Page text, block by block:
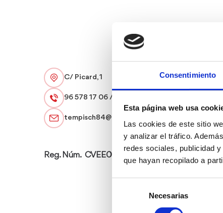
Consentimiento
Esta página web usa
Las cookies de este sitio
y analizar el tráfico.
redes sociales, publicidad
que hayan recopilado a
consentimiento
Necesarias
C/ Picard, 1
96 578 17 06 / 645 607 265
tempisch84@hotmail.com
Reg. Núm. CVEE01225 A